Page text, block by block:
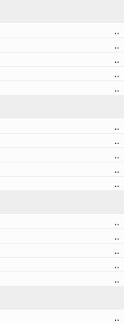
..
..
..
..
..
..
..
..
..
..
..
..
..
..
..
..